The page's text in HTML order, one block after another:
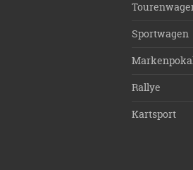
Sportwagen
Rallye
Kartsport